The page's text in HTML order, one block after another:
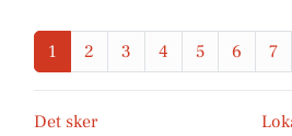
1 2 3 4 5 6 7
Det sker